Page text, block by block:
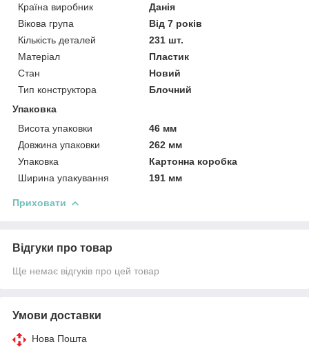
Країна виробник
Данія
Вікова група
Від 7 років
Кількість деталей
231 шт.
Матеріал
Пластик
Стан
Новий
Тип конструктора
Блочний
Упаковка
Висота упаковки
46 мм
Довжина упаковки
262 мм
Упаковка
Картонна коробка
Ширина упакування
191 мм
Приховати
Відгуки про товар
Ще немає відгуків про цей товар
Умови доставки
Нова Пошта